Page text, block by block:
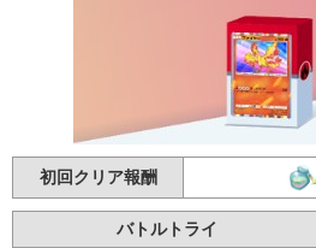
初回クリア報酬
バトルトライ